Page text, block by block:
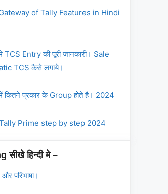
of Tally Features in Hindi
Entry की पूरी जानकारी। Sale
TCS कैसे लगाये।
प्रकार के Group होते है। 2024
Prime step by step 2024
हिन्दी मे –
परिभाषा।